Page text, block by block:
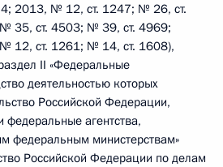
2013, № 12, ст. 1247; № 26, ст.
35, ст. 4503; № 39, ст. 4969;
12, ст. 1261; № 14, ст. 1608),
II «Федеральные
деятельностью которых
Российской Федерации,
агентства,
федеральным министерствам»
Российской Федерации по делам